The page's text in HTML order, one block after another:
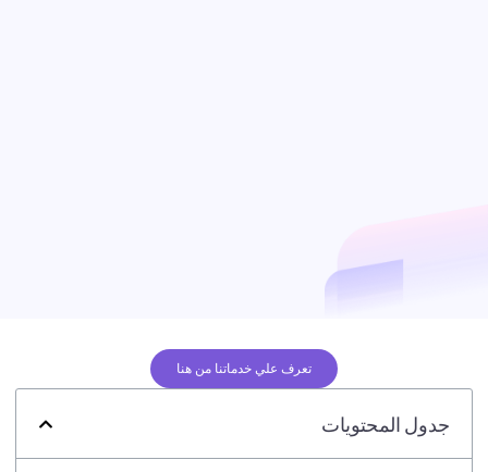
تعرف علي خدماتنا من هنا
جدول المحتويات